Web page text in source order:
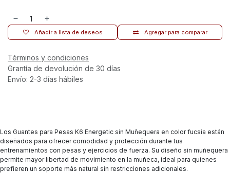
Agregar para comparar
Añadir a lista de deseos
Términos y condiciones
Grantía de devolución de 30 días
Envío: 2-3 días hábiles
Los Guantes para Pesas K6 Energetic sin Muñequera en color fucsia están
diseñados para ofrecer comodidad y protección durante tus
entrenamientos con pesas y ejercicios de fuerza. Su diseño sin muñequera
permite mayor libertad de movimiento en la muñeca, ideal para quienes
prefieren un soporte más natural sin restricciones adicionales.